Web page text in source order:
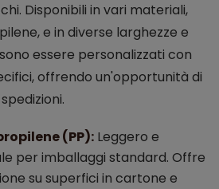
Disponibili in vari materiali,
e in diverse larghezze e
essere personalizzati con
offrendo un'opportunità di
(PP): Leggero e
per imballaggi standard. Offre
su superfici in cartone e